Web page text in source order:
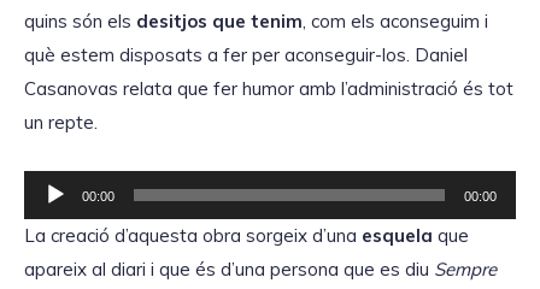
o
c
o
r
quins són els desitjos que tenim, com els aconseguim i
què estem disposats a fer per aconseguir-los. Daniel
Casanovas relata que fer humor amb l’administració és tot
un repte.
e
00:00 00:00
La creació d’aquesta obra sorgeix d’una esquela que
apareix al diari i que és d’una persona que es diu Sempre